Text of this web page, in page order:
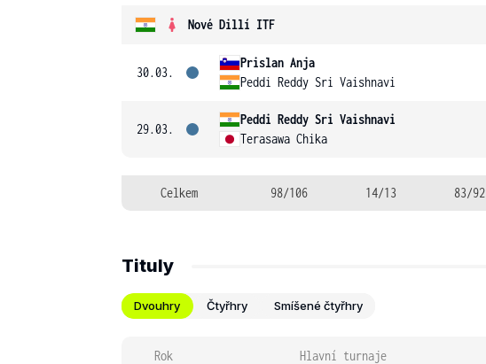
Nové Dillí ITF
30.03.
Prislan Anja
Peddi Reddy Sri Vaishnavi
29.03.
Peddi Reddy Sri Vaishnavi
Terasawa Chika
Celkem 98/106 14/13 83/92
Tituly
Dvouhry Čtyřhry Smíšené čtyřhry
Rok Hlavní turnaje